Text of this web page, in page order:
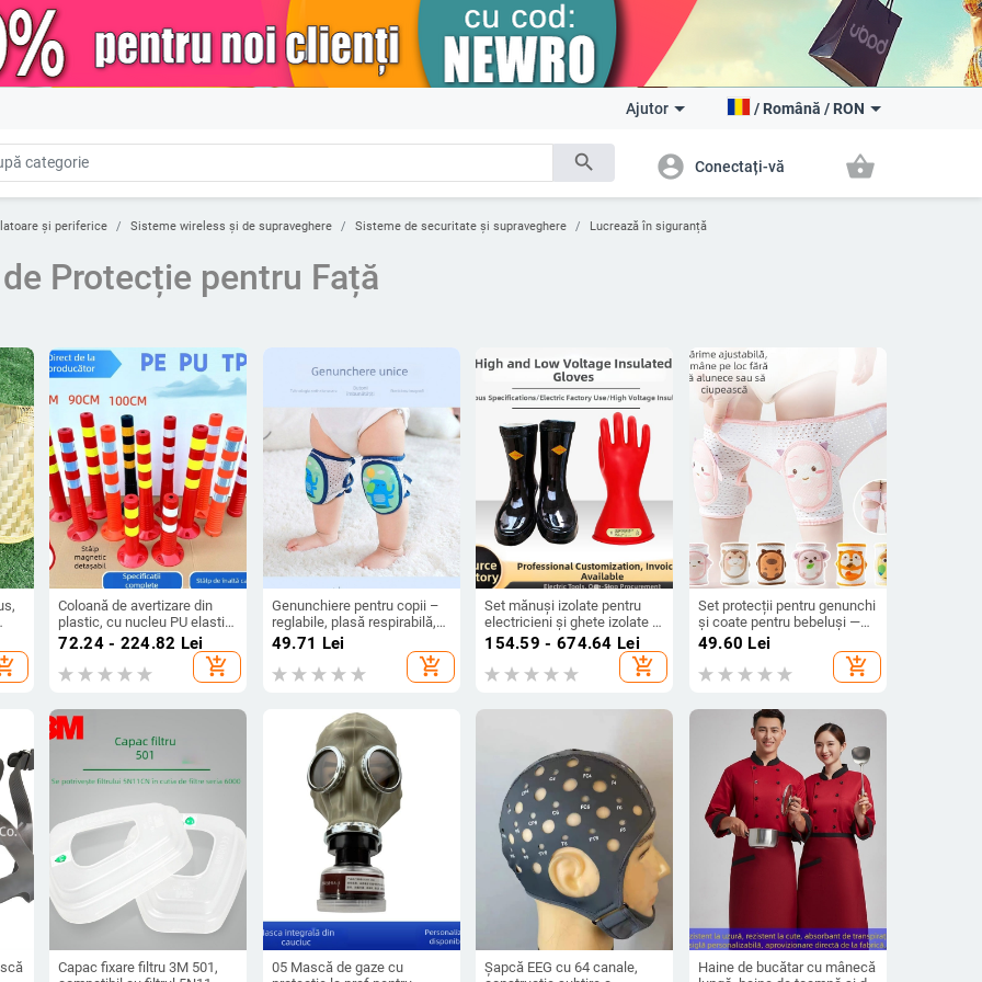
search
Ajutor / Română / RON
account_circle Conectați-vă shopping_basket
și periferice Sisteme wireless și de supraveghere Sisteme de securitate și supraveghere Lucrează în siguranță
Protecție pentru Față
Coloană de avertizare din
plastic, cu nucleu PU elastic
și suprafață TPU
reflectorizantă, stâlp rutier
anti-coliziune, înălțime 90–
72.24 - 224.82 Lei
add_shopping_cart
Genunchiere pentru copii –
reglabile, plasă respirabilă,
antiderapante, protecție
pentru coate, material nylon
49.71 Lei
add_shopping_cart
Set mănuși izolate pentru
electricieni și ghete izolate –
cauciuc, izolație pentru
154.59 - 674.64 Lei
add_shopping_cart
Set protecții pentru genunchi
și coate pentru bebeluși —
anti-cădere, reglabil, plasă
ușoară de vară, pentru târâre
și învățarea să meargă
49.60 Lei
add_shopping_cart
Capac fixare filtru 3M 501,
05 Mască de gaze cu
Șapcă EEG cu 64 canale,
Haine de bucătar cu mânecă